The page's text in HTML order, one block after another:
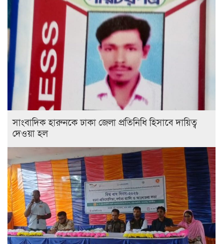
সাংবাদিক হারুনকে ঢাকা জেলা প্রতিনিধি হিসাবে দায়িত্ব
দেওয়া হল